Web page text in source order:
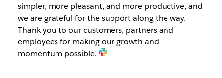
simpler, more pleasant, and more productive, and
we are grateful for the support along the way.
Thank you to our customers, partners and
employees for making our growth and
momentum possible.